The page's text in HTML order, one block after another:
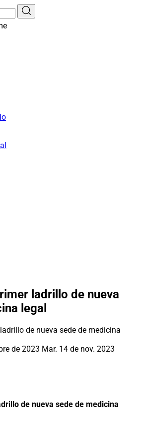
ladrillo de nueva
legal
de 2023 Mar. 14 de nov. 2023
de nueva sede de medicina